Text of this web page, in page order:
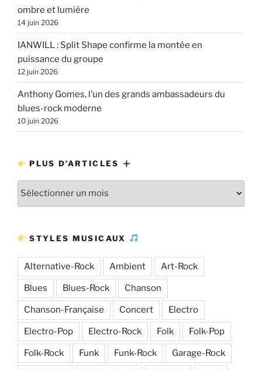
ombre et lumière
14 juin 2026
IANWILL : Split Shape confirme la montée en
puissance du groupe
12 juin 2026
Anthony Gomes, l’un des grands ambassadeurs du
blues-rock moderne
10 juin 2026
PLUS D’ARTICLES
STYLES MUSICAUX
Alternative-Rock Ambient Art-Rock
Blues Blues-Rock Chanson
Chanson-Française Concert Electro
Electro-Pop Electro-Rock Folk Folk-Pop
Folk-Rock Funk Funk-Rock Garage-Rock